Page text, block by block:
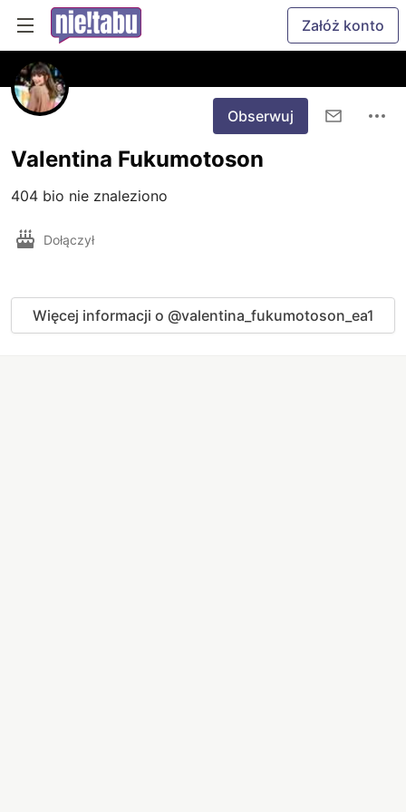
Załóż konto
Obserwuj
Valentina Fukumotoson
404 bio nie znaleziono
Dołączył
Więcej informacji o @valentina_fukumotoson_ea1